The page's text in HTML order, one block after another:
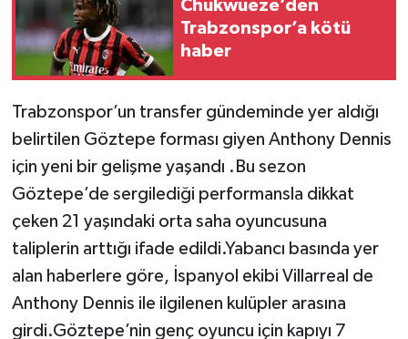
Chukwueze’den
Trabzonspor’a kötü
haber
Trabzonspor’un transfer gündeminde yer aldığı
belirtilen Göztepe forması giyen Anthony Dennis
için yeni bir gelişme yaşandı .Bu sezon
Göztepe’de sergilediği performansla dikkat
çeken 21 yaşındaki orta saha oyuncusuna
taliplerin arttığı ifade edildi.Yabancı basında yer
alan haberlere göre, İspanyol ekibi Villarreal de
Anthony Dennis ile ilgilenen kulüpler arasına
girdi.Göztepe’nin genç oyuncu için kapıyı 7